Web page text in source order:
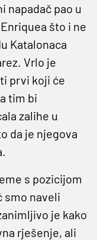
napadač pao u
što i ne
Katalonaca
Vrlo je
prvi koji će
tim bi
zalihe u
da je njegova
s pozicijom
smo naveli
je kako
rješenje, ali